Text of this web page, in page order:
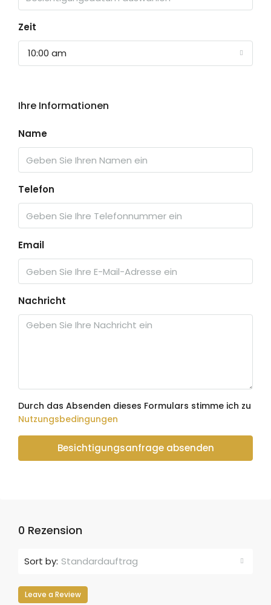
Zeit
10:00 am
Ihre Informationen
Name
Telefon
Email
Nachricht
Durch das Absenden dieses Formulars stimme ich zu
Nutzungsbedingungen
Besichtigungsanfrage absenden
0 Rezension
Sort by: Standardauftrag
Leave a Review